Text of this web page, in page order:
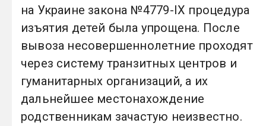
на Украине закона №4779-IX процедура
изъятия детей была упрощена. После
вывоза несовершеннолетние проходят
через систему транзитных центров и
гуманитарных организаций, а их
дальнейшее местонахождение
родственникам зачастую неизвестно.